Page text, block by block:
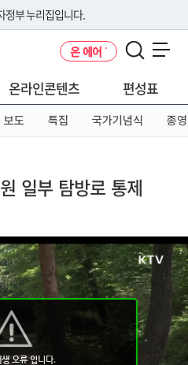
정부 누리집입니다.
인 주소를 사용하고 있다면 아래 URL에
온 에어
온라인콘텐츠 편성표
보도 특집 국가기념식 종영
일부 탐방로 통제